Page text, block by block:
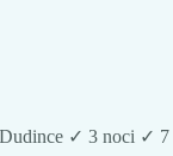
✓ 3 noci ✓ 7